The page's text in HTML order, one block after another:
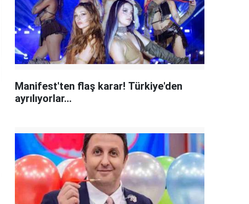
Manifest'ten flaş karar! Türkiye'den
ayrılıyorlar...